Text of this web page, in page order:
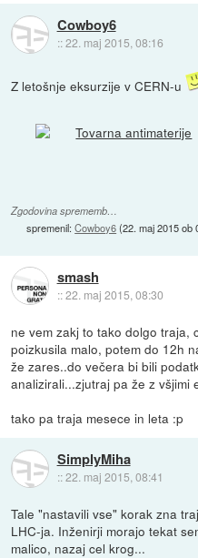
Cowboy6
::22. maj 2015, 08:16
Z letošnje eksurzije v CERN-u
Zgodovina sprememb…
spremenil:Cowboy6(22. maj 2015 ob
smash
::22. maj 2015, 08:30
ne vem zakj to tako dolgo traja,
poizkusila malo, potem do 12h
že zares..do večera bi bili
analizirali...zjutraj pa že z všjimi
tako pa traja mesece in leta :p
SimplyMiha
::22. maj 2015, 08:41
Tale "nastavili vse" korak zna
LHC-ja. Inženirji morajo tekat
malico, nazaj cel krog...